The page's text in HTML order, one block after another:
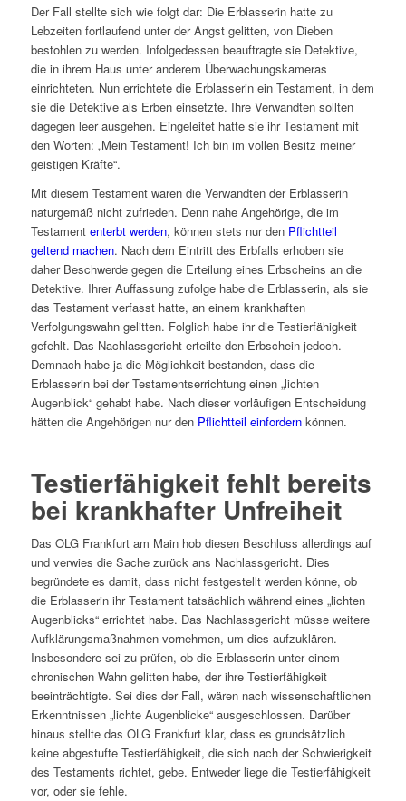
Der Fall stellte sich wie folgt dar: Die Erblasserin hatte zu
Lebzeiten fortlaufend unter der Angst gelitten, von Dieben
bestohlen zu werden. Infolgedessen beauftragte sie Detektive,
die in ihrem Haus unter anderem Überwachungskameras
einrichteten. Nun errichtete die Erblasserin ein Testament, in dem
sie die Detektive als Erben einsetzte. Ihre Verwandten sollten
dagegen leer ausgehen. Eingeleitet hatte sie ihr Testament mit
den Worten: „Mein Testament! Ich bin im vollen Besitz meiner
geistigen Kräfte“.
Mit diesem Testament waren die Verwandten der Erblasserin
naturgemäß nicht zufrieden. Denn nahe Angehörige, die im
Testament enterbt werden, können stets nur den Pflichtteil
geltend machen. Nach dem Eintritt des Erbfalls erhoben sie
daher Beschwerde gegen die Erteilung eines Erbscheins an die
Detektive. Ihrer Auffassung zufolge habe die Erblasserin, als sie
das Testament verfasst hatte, an einem krankhaften
Verfolgungswahn gelitten. Folglich habe ihr die Testierfähigkeit
gefehlt. Das Nachlassgericht erteilte den Erbschein jedoch.
Demnach habe ja die Möglichkeit bestanden, dass die
Erblasserin bei der Testamentserrichtung einen „lichten
Augenblick“ gehabt habe. Nach dieser vorläufigen Entscheidung
hätten die Angehörigen nur den Pflichtteil einfordernkönnen.
Testierfähigkeit fehlt bereits
bei krankhafter Unfreiheit
Das OLG Frankfurt am Main hob diesen Beschluss allerdings auf
und verwies die Sache zurück ans Nachlassgericht. Dies
begründete es damit, dass nicht festgestellt werden könne, ob
die Erblasserin ihr Testament tatsächlich während eines „lichten
Augenblicks“ errichtet habe. Das Nachlassgericht müsse weitere
Aufklärungsmaßnahmen vornehmen, um dies aufzuklären.
Insbesondere sei zu prüfen, ob die Erblasserin unter einem
chronischen Wahn gelitten habe, der ihre Testierfähigkeit
beeinträchtigte. Sei dies der Fall, wären nach wissenschaftlichen
Erkenntnissen „lichte Augenblicke“ ausgeschlossen. Darüber
hinaus stellte das OLG Frankfurt klar, dass es grundsätzlich
keine abgestufte Testierfähigkeit, die sich nach der Schwierigkeit
des Testaments richtet, gebe. Entweder liege die Testierfähigkeit
vor, oder sie fehle.